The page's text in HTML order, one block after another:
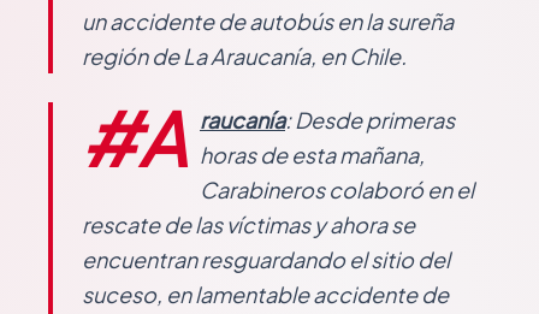
un accidente de autobús en la sureña
región de La Araucanía, en Chile.
#A raucanía: Desde primeras
horas de esta mañana,
Carabineros colaboró en el
rescate de las víctimas y ahora se
encuentran resguardando el sitio del
suceso, en lamentable accidente de